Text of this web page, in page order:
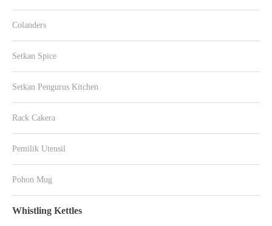
Colanders
Setkan Spice
Setkan Pengurus Kitchen
Rack Cakera
Pemilik Utensil
Pohon Mug
Whistling Kettles